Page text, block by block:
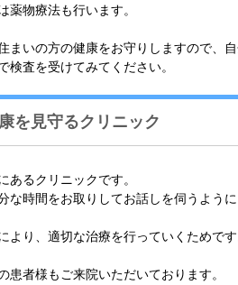
薬物療法も行います。
まいの方の健康をお守りしますので、
検査を受けてみてください。
を見守るクリニック
あるクリニックです。
な時間をお取りしてお話しを伺うよう
より、適切な治療を行っていくためです
患者様もご来院いただいております。